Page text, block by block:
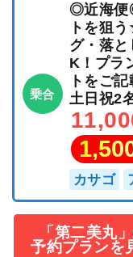
乗合
◎近海便
トを狙
グ・落
K！プラ
トをご
土日祝2
カサゴ
「第二美丸
予約プランを